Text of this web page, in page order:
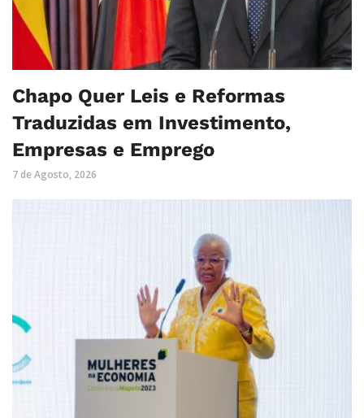
Chapo Quer Leis e Reformas
Traduzidas em Investimento,
Empresas e Emprego
7 de Agosto, 2026